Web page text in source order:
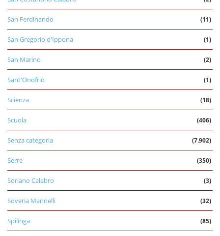
San Ferdinando (11)
San Gregorio d'Ippona (1)
San Marino (2)
Sant'Onofrio (1)
Scienza (18)
Scuola (406)
Senza categoria (7.902)
Serre (350)
Soriano Calabro (3)
Soveria Mannelli (32)
Spilinga (85)